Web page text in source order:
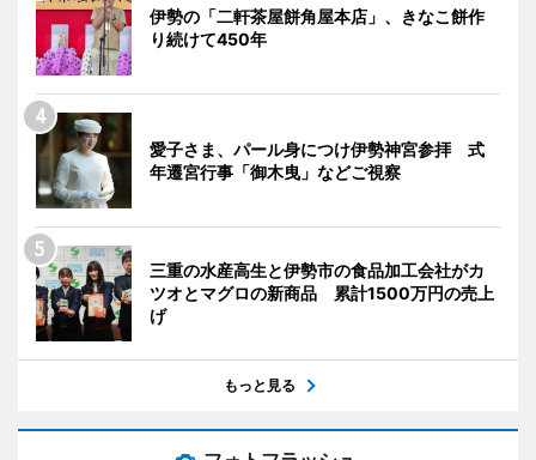
伊勢の「二軒茶屋餅角屋本店」、きなこ餅作
り続けて450年
愛子さま、パール身につけ伊勢神宮参拝 式
年遷宮行事「御木曳」などご視察
三重の水産高生と伊勢市の食品加工会社がカ
ツオとマグロの新商品 累計1500万円の売上
げ
もっと見る